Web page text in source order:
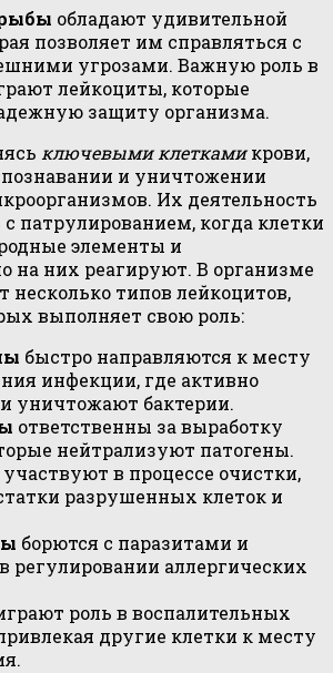
обладают удивительной
позволяет им справляться с
угрозами. Важную роль в
лейкоциты, которые
защиту организма.
ключевыми клеткамикрови,
и уничтожении
Их деятельность
патрулированием, когда клетки
элементы и
на них реагируют. В организме
несколько типов лейкоцитов,
выполняет свою роль:
быстро направляются к месту
инфекции, где активно
уничтожают бактерии.
ответственны за выработку
нейтрализуют патогены.
участвуют в процессе очистки,
разрушенных клеток и
борются с паразитами и
регулировании аллергических
роль в воспалительных
другие клетки к месту